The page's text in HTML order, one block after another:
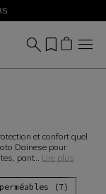
et confort quel
Dainese pour
pant... Lire plus
(7)